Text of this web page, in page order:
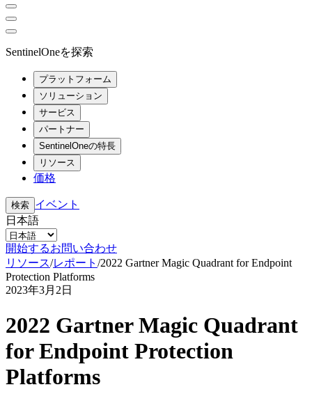
SentinelOneを探索
プラットフォーム
ソリューション
サービス
パートナー
SentinelOneの特長
リソース
価格
検索 イベント
日本語
開始するお問い合わせ
リソース/レポート /2022 Gartner Magic Quadrant for Endpoint
Protection Platforms
2023年3月2日
2022 Gartner Magic Quadrant
for Endpoint Protection
Platforms